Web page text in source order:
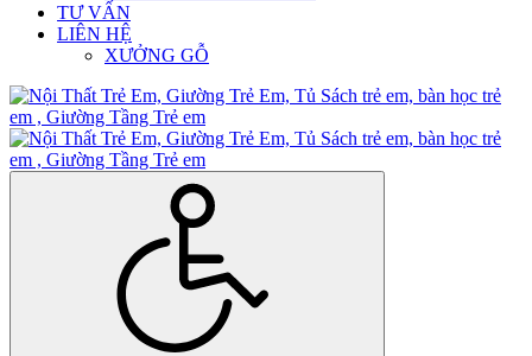
TƯ VẤN
LIÊN HỆ
XƯỞNG GỖ